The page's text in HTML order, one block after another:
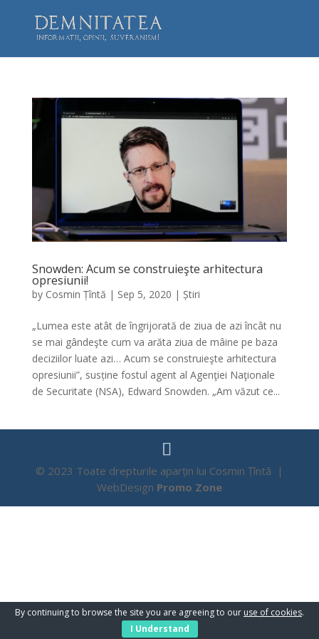
Snowden: Acum se construieşte arhitectura
opresiunii!
by Cosmin Țîntă | Sep 5, 2020 | Știri
„Lumea este atât de îngrijorată de ziua de azi încât nu
se mai gândeşte cum va arăta ziua de mâine pe baza
deciziilor luate azi… Acum se construieşte arhitectura
opresiunii”, susține fostul agent al Agenţiei Naţionale
de Securitate (NSA), Edward Snowden. „Am văzut ce...
© 2023 Toate drepturile aparțin lui Cosmin Țîntă |
WebDesign Promo Zone
By continuing to browse the site you are agreeing to our use of cookies.
I Understand